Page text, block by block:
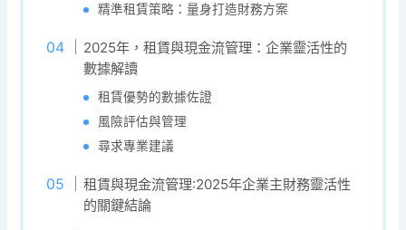
精準租賃策略：量身打造財務方案
2025年，租賃與現金流管理：企業靈活性的
數據解讀
租賃優勢的數據佐證
風險評估與管理
尋求專業建議
租賃與現金流管理:2025年企業主財務靈活性
的關鍵結論